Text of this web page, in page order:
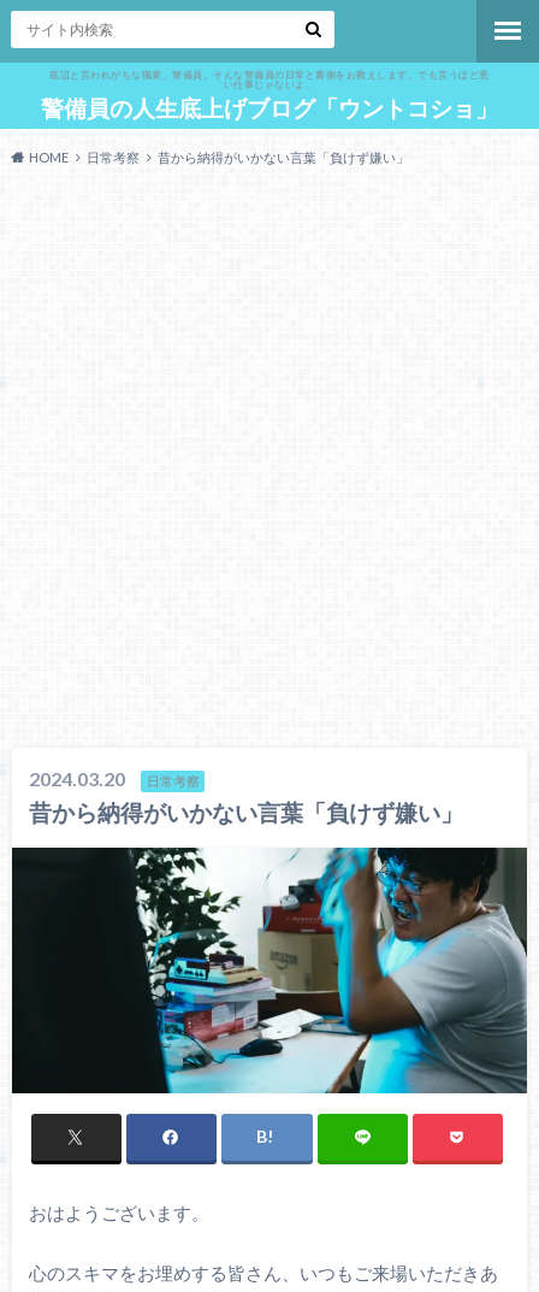
底辺と言われがちな職業、警備員。そんな警備員の日常と裏側をお教えします。でも言うほど悪
い仕事じゃないよ。
警備員の人生底上げブログ「ウントコショ」
HOME 日常考察 昔から納得がいかない言葉「負けず嫌い」
2024.03.20 日常考察
昔から納得がいかない言葉「負けず嫌い」
おはようございます。
心のスキマをお埋めする皆さん、いつもご来場いただきあ